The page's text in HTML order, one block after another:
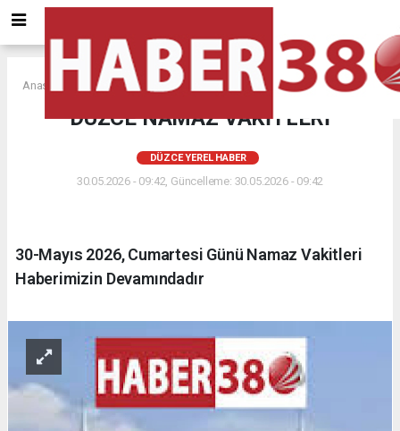
Anasayfa DÜZCE YEREL HABER
DÜZCE NAMAZ VAKİTLERİ
DÜZCE YEREL HABER
30.05.2026 - 09:42, Güncelleme: 30.05.2026 - 09:42
30-Mayıs 2026, Cumartesi Günü Namaz Vakitleri
Haberimizin Devamındadır